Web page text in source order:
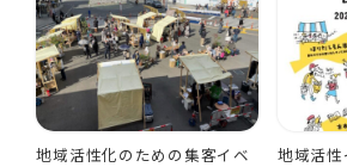
地域活性化のための集客イベ
地域活